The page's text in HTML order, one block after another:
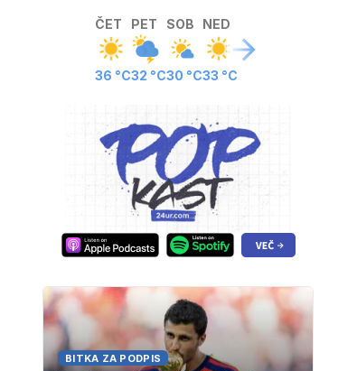
ČET
36 °C
PET
32 °C
SOB
30 °C
NED
33 °C
BITKA ZA PODPIS